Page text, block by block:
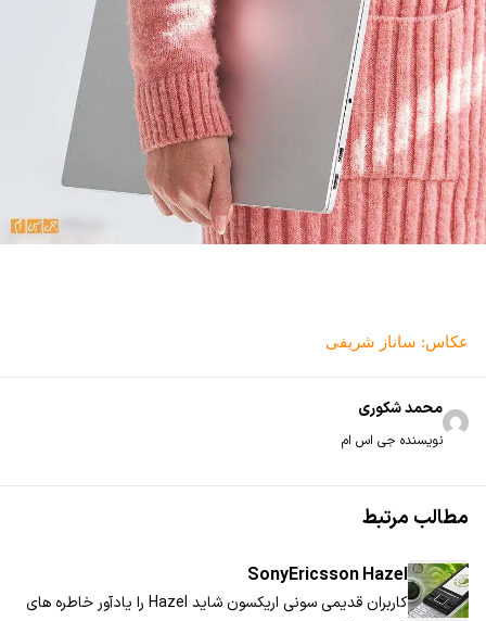
عکاس: ساناز شریفی
محمد شکوری
نویسنده جی اس ام
مطالب مرتبط
SonyEricsson Hazel
کاربران قدیمی سونی اریکسون شاید Hazel را یادآور خاطره های